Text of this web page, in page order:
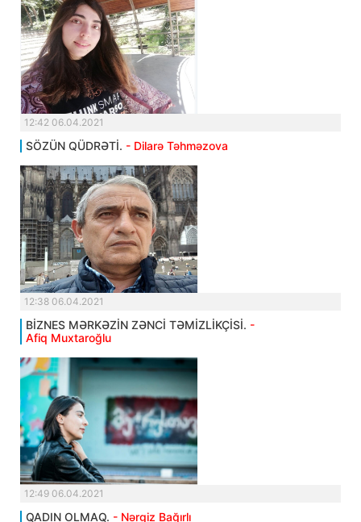
12:42 06.04.2021
SÖZÜN QÜDRƏTİ. - Dilarə Təhməzova
12:38 06.04.2021
BİZNES MƏRKƏZİN ZƏNCİ TƏMİZLİKÇİSİ. -
Afiq Muxtaroğlu
12:49 06.04.2021
QADIN OLMAQ. - Nərgiz Bağırlı